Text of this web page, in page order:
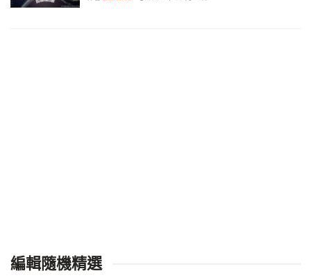
編輯隨機精選